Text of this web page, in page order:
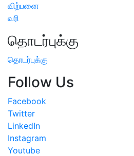
விற்பனை
வரி
தொடர்புக்கு
தொடர்புக்கு
Follow Us
Facebook
Twitter
LinkedIn
Instagram
Youtube